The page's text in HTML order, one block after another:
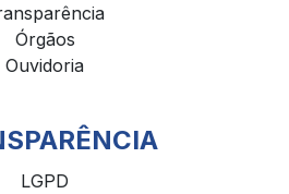
Órgãos
Ouvidoria
LGPD